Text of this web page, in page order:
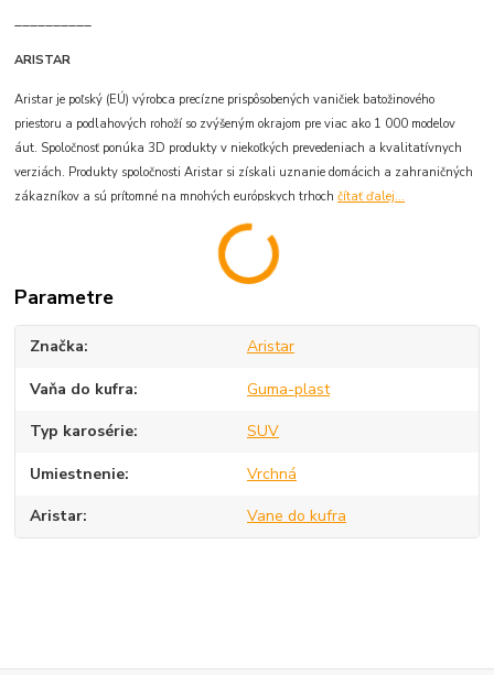
ARISTAR
Aristar je poľský (EÚ) výrobca precízne prispôsobených vaničiek batožinového
priestoru a podlahových rohoží so zvýšeným okrajom pre viac ako 1 000 modelov
áut. Spoločnosť ponúka 3D produkty v niekoľkých prevedeniach a kvalitatívnych
verziách. Produkty spoločnosti Aristar si získali uznanie domácich a zahraničných
zákazníkov a sú prítomné na mnohých európskych trhochčítať ďalej...
Parametre
Značka Aristar
Vaňa do kufra Guma-plast
Typ karosérie SUV
Umiestnenie Vrchná
Aristar Vane do kufra